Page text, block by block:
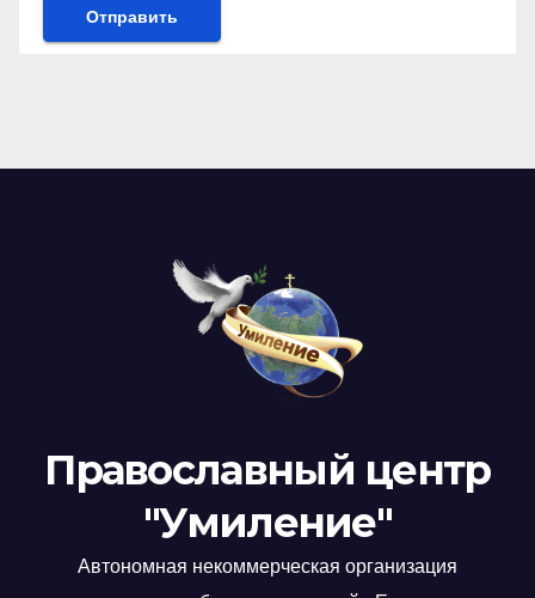
Православный центр
"Умиление"
Автономная некоммерческая организация